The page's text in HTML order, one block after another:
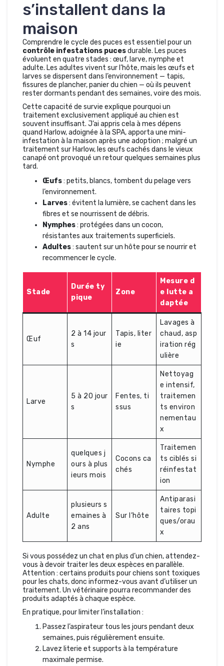
s’installent dans la
maison
Comprendre le cycle des puces est essentiel pour un
contrôle infestations pucesdurable. Les puces
évoluent en quatre stades : œuf, larve, nymphe et
adulte. Les adultes vivent sur l’hôte, mais les œufs et
larves se dispersent dans l’environnement — tapis,
fissures de plancher, panier du chien — où ils peuvent
rester dormants pendant des semaines, voire des mois.
Cette capacité de survie explique pourquoi un
traitement exclusivement appliqué au chien est
souvent insuffisant. J’ai appris cela à mes dépens
quand Harlow, adoignée à la SPA, apporta une mini-
infestation à la maison après une adoption ; malgré un
traitement sur Harlow, les œufs cachés dans le vieux
canapé ont provoqué un retour quelques semaines plus
tard.
Œufs: petits, blancs, tombent du pelage vers
l’environnement.
Larves: évitent la lumière, se cachent dans les
fibres et se nourrissent de débris.
Nymphes: protégées dans un cocon,
résistantes aux traitements superficiels.
Adultes: sautent sur un hôte pour se nourrir et
recommencer le cycle.
Stade
Durée ty
pique
Zone
Mesure d
e lutte a
daptée
Œuf
2 à 14 jour
s
Tapis, liter
ie
Lavages à
chaud, asp
iration rég
ulière
Larve
5 à 20 jour
s
Fentes, ti
ssus
Nettoyag
e intensif,
traitemen
ts environ
nementau
x
Nymphe
quelques j
ours à plus
ieurs mois
Cocons ca
chés
Traitemen
ts ciblés si
réinfestat
ion
Adulte
plusieurs s
emaines à
2 ans
Sur l’hôte
Antiparasi
taires topi
ques/orau
x
Si vous possédez un chat en plus d’un chien, attendez-
vous à devoir traiter les deux espèces en parallèle.
Attention : certains produits pour chiens sont toxiques
pour les chats, donc informez-vous avant d’utiliser un
traitement. Un vétérinaire pourra recommander des
produits adaptés à chaque espèce.
En pratique, pour limiter l’installation :
Passez l’aspirateur tous les jours pendant deux
semaines, puis régulièrement ensuite.
Lavez literie et supports à la température
maximale permise.